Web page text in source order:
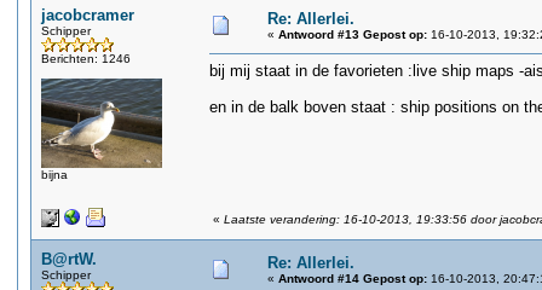
jacobcramer
Schipper
Berichten: 1246
bijna
Re: Allerlei.
« Antwoord #13 Gepost op: 16-10-2013,
bij mij staat in de favorieten :live ship maps -
en in de balk boven staat : ship positions on
« Laatste verandering: 16-10-2013, 19:33:56 door
B@rtW.
Schipper
Re: Allerlei.
« Antwoord #14 Gepost op: 16-10-2013,